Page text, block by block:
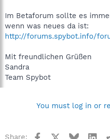
Im Betaforum sollte es
wenn was neues da ist:
http://forums.spybot.info/
Mit freundlichen Grüßen
Sandra
Team Spybot
You must log in or
Share: Facebook Bluesky